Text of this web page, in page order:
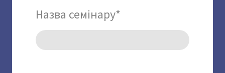
Назва семінару*